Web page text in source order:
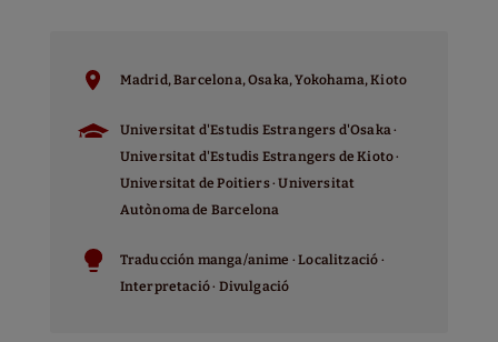
Madrid, Barcelona, Osaka, Yokohama, Kioto
Universitat d'Estudis Estrangers d'Osaka ·
Universitat d'Estudis Estrangers de Kioto ·
Universitat de Poitiers · Universitat
Autònoma de Barcelona
Traducción manga/anime · Localització ·
Interpretació · Divulgació